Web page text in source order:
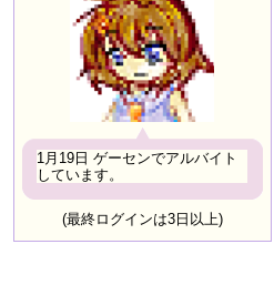
1月19日 ゲーセンでアルバイト
しています。
(最終ログインは3日以上)